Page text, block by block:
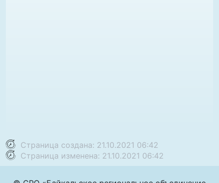
Страница создана: 21.10.2021 06:42
Страница изменена: 21.10.2021 06:42